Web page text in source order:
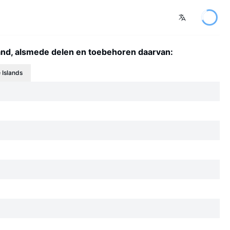
alsmede delen en toebehoren daarvan:
Islands